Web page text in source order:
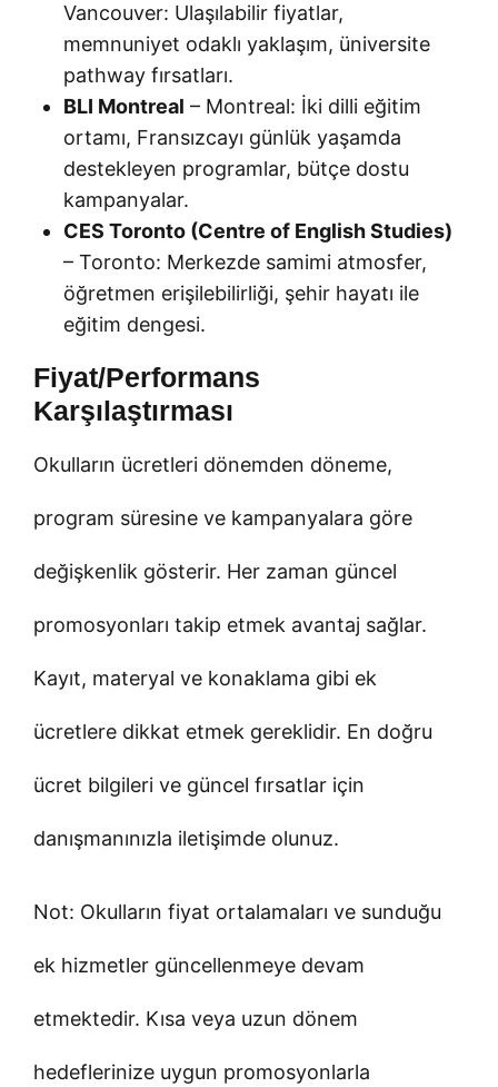
Vancouver: Ulaşılabilir fiyatlar,
memnuniyet odaklı yaklaşım, üniversite
pathway fırsatları.
BLI Montreal – Montreal: İki dilli eğitim
ortamı, Fransızcayı günlük yaşamda
destekleyen programlar, bütçe dostu
kampanyalar.
CES Toronto (Centre of English Studies)
– Toronto: Merkezde samimi atmosfer,
öğretmen erişilebilirliği, şehir hayatı ile
eğitim dengesi.
Fiyat/Performans
Karşılaştırması
Okulların ücretleri dönemden döneme,
program süresine ve kampanyalara göre
değişkenlik gösterir. Her zaman güncel
promosyonları takip etmek avantaj sağlar.
Kayıt, materyal ve konaklama gibi ek
ücretlere dikkat etmek gereklidir. En doğru
ücret bilgileri ve güncel fırsatlar için
danışmanınızla iletişimde olunuz.
Not: Okulların fiyat ortalamaları ve sunduğu
ek hizmetler güncellenmeye devam
etmektedir. Kısa veya uzun dönem
hedeflerinize uygun promosyonlarla